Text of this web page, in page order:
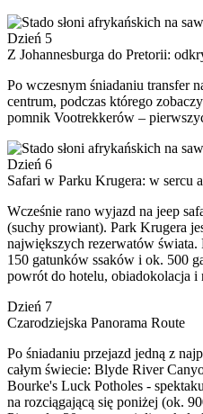
Dzień 5
Z Johannesburga do Pretorii:
Po wczesnym śniadaniu transfer
centrum, podczas którego
pomnik Vootrekkerów –
Dzień 6
Safari w Parku Krugera: w sercu
Wcześnie rano wyjazd na jeep
(suchy prowiant). Park Krugera
największych rezerwatów świata.
150 gatunków ssaków i ok. 500
powrót do hotelu, obiadokolacja i
Dzień 7
Czarodziejska Panorama Route
Po śniadaniu przejazd jedną z
całym świecie: Blyde River
Bourke's Luck Potholes -
na rozciągającą się poniżej (ok.